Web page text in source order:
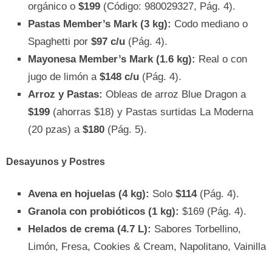
orgánico o $199 (Código: 980029327, Pág. 4).
Pastas Member’s Mark (3 kg): Codo mediano o
Spaghetti por $97 c/u (Pág. 4).
Mayonesa Member’s Mark (1.6 kg): Real o con
jugo de limón a $148 c/u (Pág. 4).
Arroz y Pastas: Obleas de arroz Blue Dragon a
$199 (ahorras $18) y Pastas surtidas La Moderna
(20 pzas) a $180 (Pág. 5).
Desayunos y Postres
Avena en hojuelas (4 kg): Solo $114(Pág. 4).
Granola con probióticos (1 kg): $169 (Pág. 4).
Helados de crema (4.7 L): Sabores Torbellino,
Limón, Fresa, Cookies & Cream, Napolitano, Vainilla